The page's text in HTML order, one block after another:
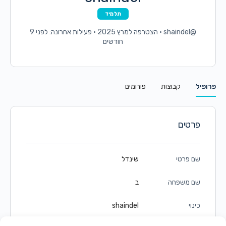
תלמיד
@shaindel
• הצטרפה למרץ 2025 •
פעילות אחרונה: לפני 9
חודשים
פרופיל קבוצות פורומים
פרטים
שם פרטי שינדל
שם משפחה ב
כינוי shaindel